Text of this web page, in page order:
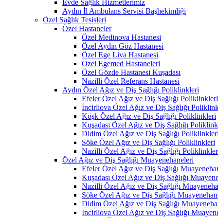
Evde Sağlık Hizmetlerimiz
Aydın İl Ambulans Servisi Başhekimliği
Özel Sağlık Tesisleri
Özel Hastaneler
Özel Medinova Hastanesi
Özel Aydın Göz Hastanesi
Özel Ege Liva Hastanesi
Özel Egemed Hastaneleri
Özel Gözde Hastanesi Kuşadası
Nazilli Özel Referans Hastanesi
Aydın Özel Ağız ve Diş Sağlığı Poliklinkleri
Efeler Özel Ağız ve Diş Sağlığı Poliklinkleri
İncirliova Özel Ağız ve Diş Sağlığı
Köşk Özel Ağız ve Diş Sağlığı Poliklinkleri
Kuşadası Özel Ağız ve Diş Sağlığı
Didim Özel Ağız ve Diş Sağlığı Poliklinkleri
Söke Özel Ağız ve Diş Sağlığı Poliklinkleri
Nazilli Özel Ağız ve Diş Sağlığı
Özel Ağız ve Diş Sağlığı Muayenehaneleri
Efeler Özel Ağız ve Diş Sağlığı
Kuşadası Özel Ağız ve Diş Sağlığı
Nazilli Özel Ağız ve Diş Sağlığı
Söke Özel Ağız ve Diş Sağlığı
Didim Özel Ağız ve Diş Sağlığı
İncirliova Özel Ağız ve Diş Sağlığı